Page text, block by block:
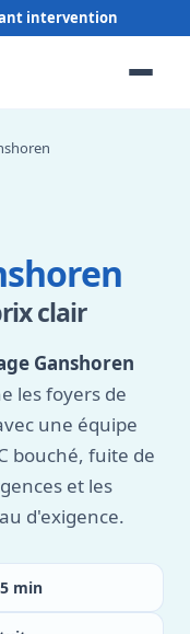
clair
Ganshoren
les foyers de
une équipe
bouché, fuite de
et les
d'exigence.
min